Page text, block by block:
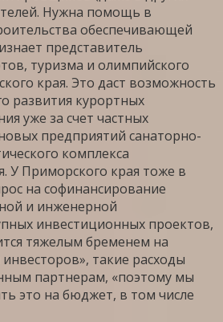
Нужна помощь в
обеспечивающей
представитель
туризма и олимпийского
края. Это даст возможность
развития курортных
уже за счет частных
предприятий санаторно-
комплекса
У Приморского края тоже в
на софинансирование
и инженерной
инвестиционных проектов,
тяжелым бременем на
такие расходы
партнерам, «поэтому мы
это на бюджет, в том числе